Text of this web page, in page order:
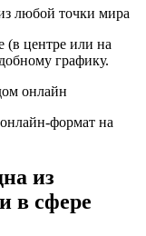
центре или на
графику.
формат на
из
в сфере